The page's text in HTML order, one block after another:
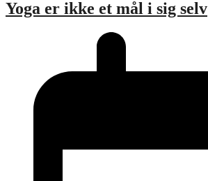
Yoga er ikke et mål i sig selv